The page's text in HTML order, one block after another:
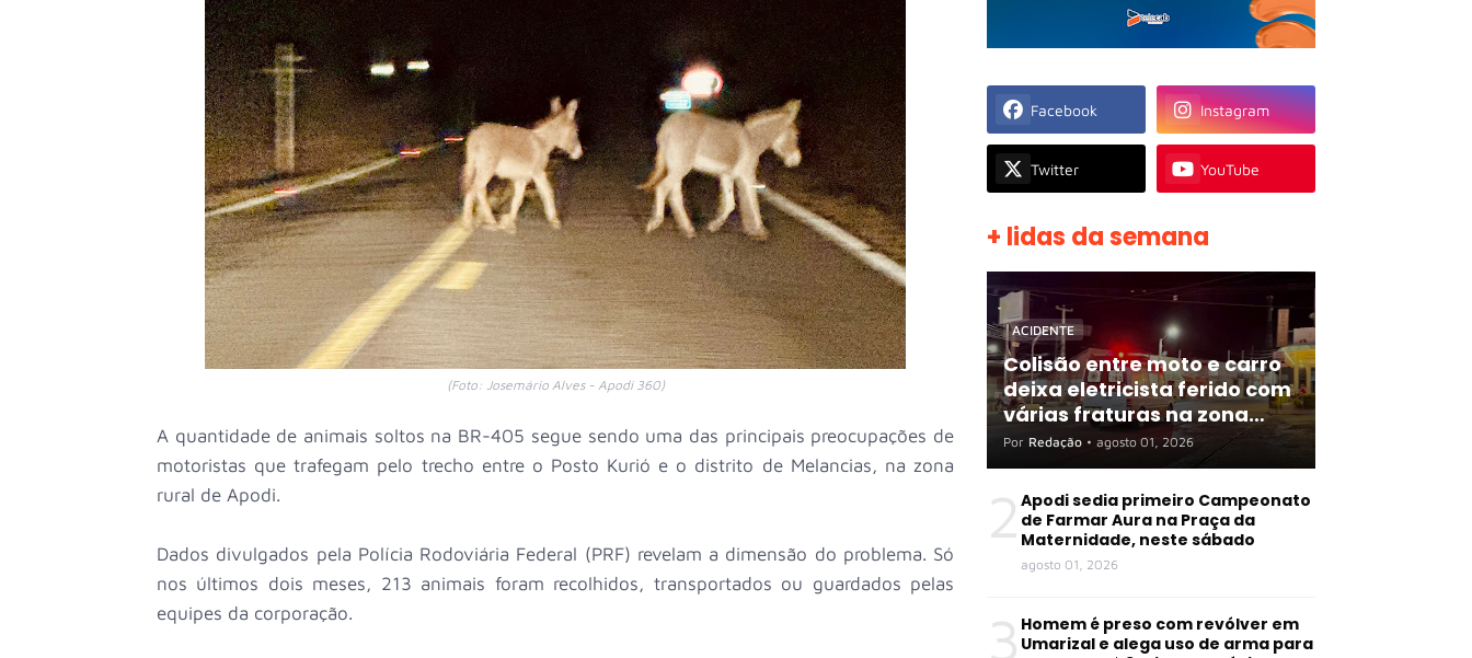
(Foto: Josemário Alves - Apodi 360)
A quantidade de animais soltos na BR-405 segue sendo uma das principais preocupações de
motoristas que trafegam pelo trecho entre o Posto Kurió e o distrito de Melancias, na zona
rural de Apodi.
Dados divulgados pela Polícia Rodoviária Federal (PRF) revelam a dimensão do problema. Só
nos últimos dois meses, 213 animais foram recolhidos, transportados ou guardados pelas
equipes da corporação.
Facebook Instagram
Twitter YouTube
+ lidas da semana
ACIDENTE
Colisão entre moto e carro
deixa eletricista ferido com
várias fraturas na zona
rural de Apodi
Por Redação • agosto 01, 2026
2 Apodi sedia primeiro Campeonato
de Farmar Aura na Praça da
Maternidade, neste sábado
agosto 01, 2026
3 Homem é preso com revólver em
Umarizal e alega uso de arma para